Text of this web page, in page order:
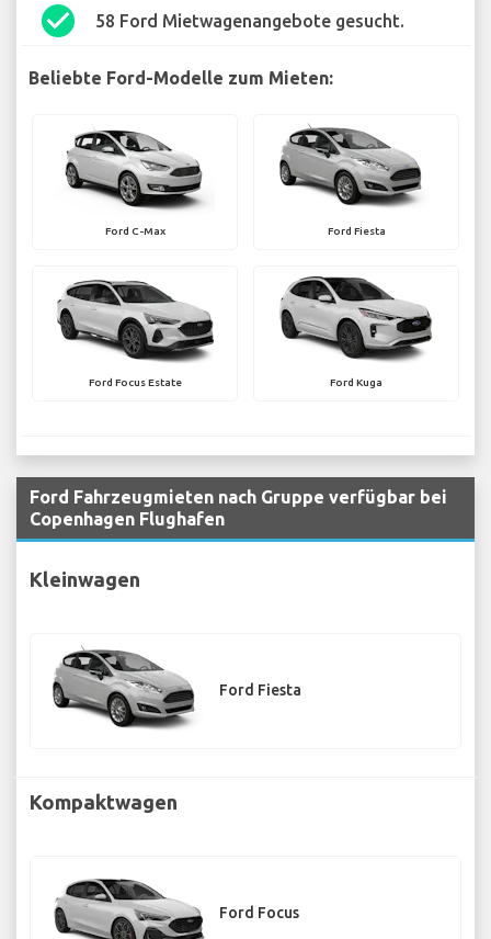
check_circle 58 Ford Mietwagenangebote gesucht.
Beliebte Ford-Modelle zum Mieten:
Ford C-Max Ford Fiesta
Ford Focus Estate Ford Kuga
Ford Fahrzeugmieten nach Gruppe verfügbar bei
Copenhagen Flughafen
Kleinwagen
Ford Fiesta
Kompaktwagen
Ford Focus